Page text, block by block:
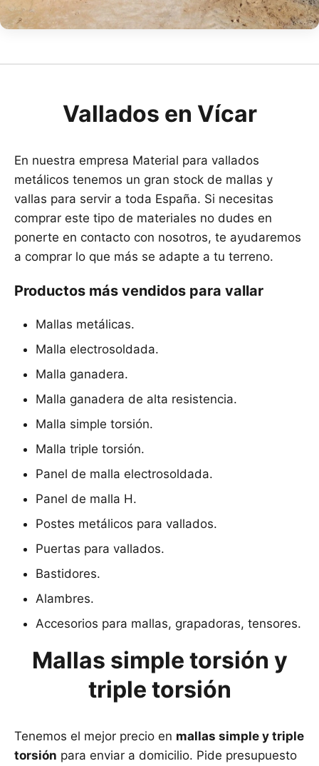
Vallados en Vícar
En nuestra empresa Material para vallados
metálicos tenemos un gran stock de mallas y
vallas para servir a toda España. Si necesitas
comprar este tipo de materiales no dudes en
ponerte en contacto con nosotros, te ayudaremos
a comprar lo que más se adapte a tu terreno.
Productos más vendidos para vallar
Mallas metálicas.
Malla electrosoldada.
Malla ganadera.
Malla ganadera de alta resistencia.
Malla simple torsión.
Malla triple torsión.
Panel de malla electrosoldada.
Panel de malla H.
Postes metálicos para vallados.
Puertas para vallados.
Bastidores.
Alambres.
Accesorios para mallas, grapadoras, tensores.
Mallas simple torsión y
triple torsión
Tenemos el mejor precio en mallas simple y triple
torsión para enviar a domicilio. Pide presupuesto